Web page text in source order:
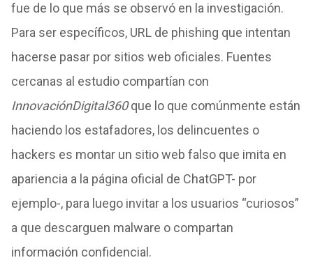
fue de lo que más se observó en la investigación.
Para ser específicos, URL de phishing que intentan
hacerse pasar por sitios web oficiales. Fuentes
cercanas al estudio compartían con
InnovaciónDigital360que lo que comúnmente están
haciendo los estafadores, los delincuentes o
hackers es montar un sitio web falso que imita en
apariencia a la página oficial de ChatGPT- por
ejemplo-, para luego invitar a los usuarios “curiosos”
a que descarguen malware o compartan
información confidencial.